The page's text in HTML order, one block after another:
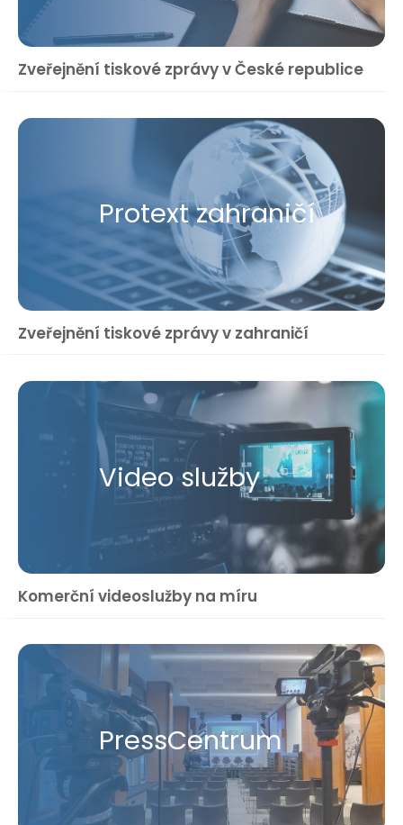
Zveřejnění tiskové zprávy v České republice
Protext zahraničí
Zveřejnění tiskové zprávy v zahraničí
Video služby
Komerční videoslužby na míru
Press​Centrum